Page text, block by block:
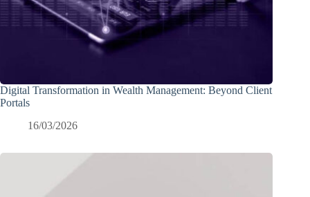
Digital Transformation in Wealth Management: Beyond Client
Portals
16/03/2026